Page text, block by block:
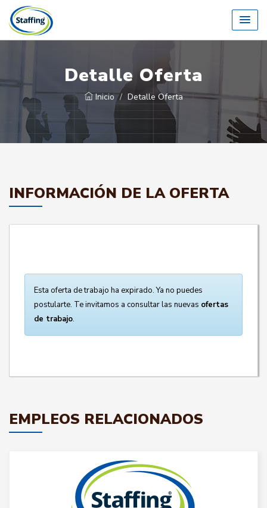
Detalle Oferta
Inicio Detalle Oferta
INFORMACIÓN DE LA OFERTA
Esta oferta de trabajo ha expirado. Ya no puedes
postularte. Te invitamos a consultar las nuevas ofertas
de trabajo.
EMPLEOS RELACIONADOS